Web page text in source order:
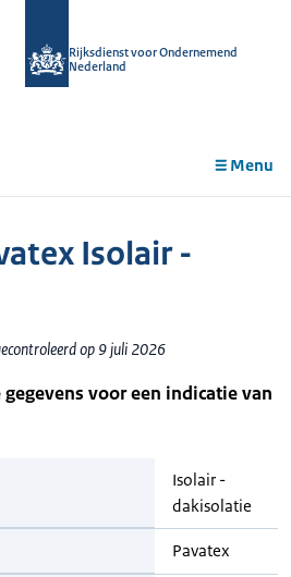
Rijksdienst voor Ondernemend
Nederland
Menu
Isolair -
op 9 juli 2026
voor een indicatie van
Isolair -
dakisolatie
Pavatex